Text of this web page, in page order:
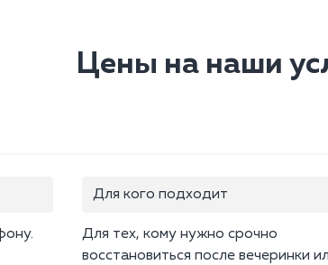
Цены на наши
Для кого подходит
Для тех, кому нужно срочно
восстановиться после вечеринки